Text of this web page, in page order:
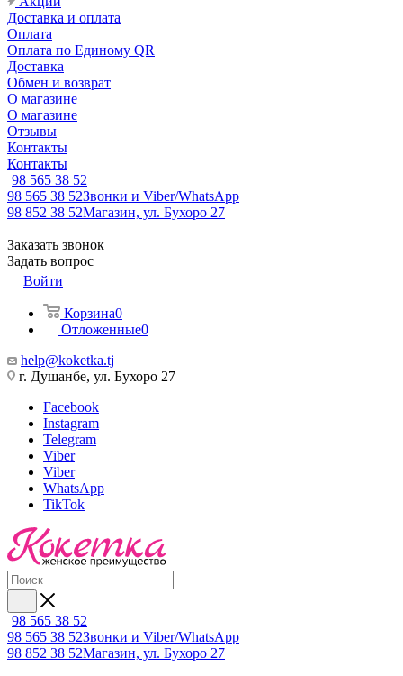
Доставка и оплата
Оплата
Оплата по Единому QR
Доставка
Обмен и возврат
О магазине
О магазине
Отзывы
Контакты
Контакты
98 565 38 52
98 565 38 52Звонки и Viber/WhatsApp
98 852 38 52Магазин, ул. Бухоро 27
Заказать звонок
Задать вопрос
Войти
Корзина0
Отложенные0
help@koketka.tj
г. Душанбе, ул. Бухоро 27
Facebook
Instagram
Telegram
Viber
Viber
WhatsApp
TikTok
98 565 38 52
98 565 38 52Звонки и Viber/WhatsApp
98 852 38 52Магазин, ул. Бухоро 27